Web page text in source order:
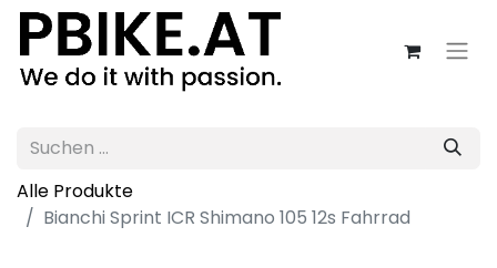
Alle Produkte
Bianchi Sprint ICR Shimano 105 12s Fahrrad